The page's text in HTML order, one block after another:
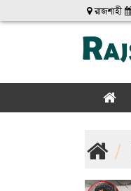
রাজশাহী